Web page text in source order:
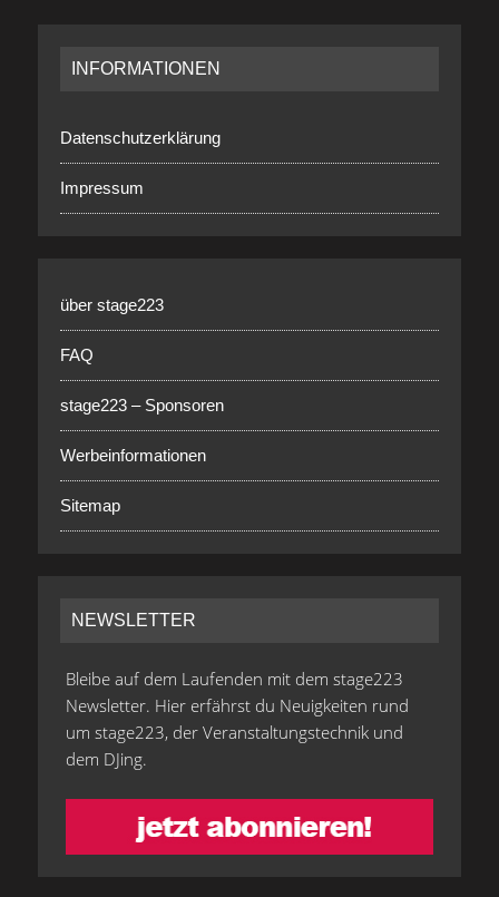
INFORMATIONEN
Datenschutzerklärung
Impressum
über stage223
FAQ
stage223 – Sponsoren
Werbeinformationen
Sitemap
NEWSLETTER
Bleibe auf dem Laufenden mit dem stage223
Newsletter. Hier erfährst du Neuigkeiten rund
um stage223, der Veranstaltungstechnik und
dem DJing.